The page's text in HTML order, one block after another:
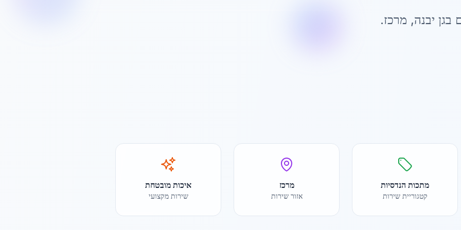
בגן יבנה, מרכז.
מתכות הנדסיות
קטגוריית שירות
מרכז
אזור שירות
איכות מובטחת
שירות מקצועי